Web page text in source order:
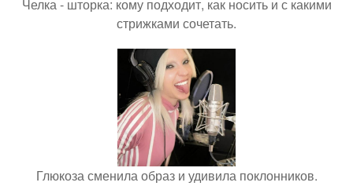
Челка - шторка: кому подходит, как носить и с какими
стрижками сочетать.
Глюкоза сменила образ и удивила поклонников.